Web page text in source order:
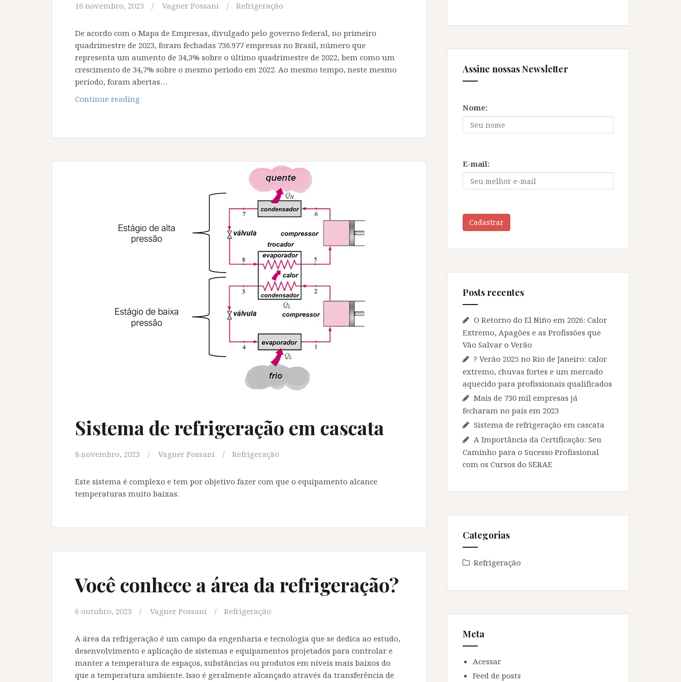
16 novembro, 2023 Vagner Possani Refrigeração
De acordo com o Mapa de Empresas, divulgado pelo governo federal, no primeiro
quadrimestre de 2023, foram fechadas 736.977 empresas no Brasil, número que
representa um aumento de 34,3% sobre o último quadrimestre de 2022, bem como um
crescimento de 34,7% sobre o mesmo período em 2022. Ao mesmo tempo, neste mesmo
período, foram abertas…
Continue reading
já
Sistema de refrigeração em cascata
8 novembro, 2023 Vagner Possani Refrigeração
Este sistema é complexo e tem por objetivo fazer com que o equipamento alcance
temperaturas muito baixas.
Você conhece a área da refrigeração?
6 outubro, 2023 Vagner Possani Refrigeração
A área da refrigeração é um campo da engenharia e tecnologia que se dedica ao estudo,
desenvolvimento e aplicação de sistemas e equipamentos projetados para controlar e
manter a temperatura de espaços, substâncias ou produtos em níveis mais baixos do
que a temperatura ambiente. Isso é geralmente alcançado através da transferência de
Assine nossas Newsletter
Nome:
E-mail:
Cadastrar
Posts recentes
O Retorno do El Niño em 2026: Calor
Extremo, Apagões e as Profissões que
Vão Salvar o Verão
? Verão 2025 no Rio de Janeiro: calor
extremo, chuvas fortes e um mercado
aquecido para profissionais qualificados
Mais de 730 mil empresas já
fecharam no país em 2023
Sistema de refrigeração em cascata
A Importância da Certificação: Seu
Caminho para o Sucesso Profissional
com os Cursos do SERAE
Categorias
Refrigeração
Meta
Acessar
Feed de posts